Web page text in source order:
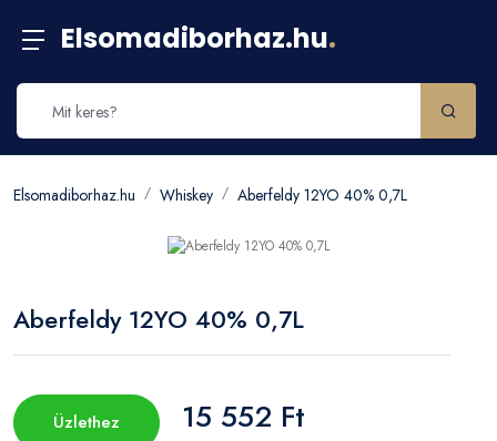
Elsomadiborhaz.hu.
Elsomadiborhaz.hu Whiskey Aberfeldy 12YO 40% 0,7L
Aberfeldy 12YO 40% 0,7L
Üzlethez 15 552 Ft